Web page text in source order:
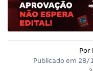
Por
Publicado em 28/